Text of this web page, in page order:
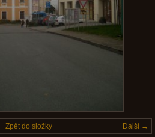
Další →
Zpět do složky